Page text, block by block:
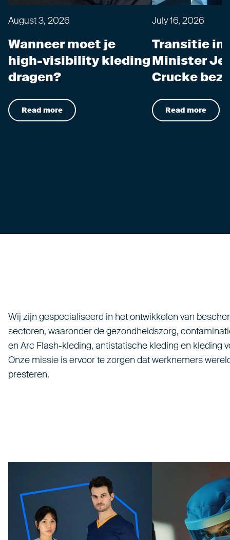
August 3, 2026
Wanneer moet je
high-visibility kleding
dragen?
Read more
July 16, 2026
Transitie in
Minister
Crucke
Read more
Wij zijn gespecialiseerd in het ontwikkelen van
sectoren, waaronder de gezondheidszorg,
en Arc Flash-kleding, antistatische kleding en kleding
Onze missie is ervoor te zorgen dat werknemers
presteren.